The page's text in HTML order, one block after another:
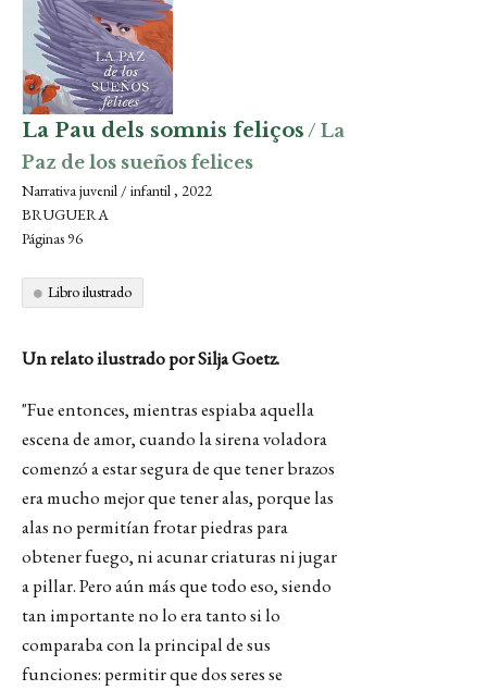
La Pau dels somnis feliços / La
Paz de los sueños felices
Narrativa juvenil / infantil , 2022
BRUGUERA
Páginas 96
Libro ilustrado
Un relato ilustrado por Silja Goetz.
"Fue entonces, mientras espiaba aquella
escena de amor, cuando la sirena voladora
comenzó a estar segura de que tener brazos
era mucho mejor que tener alas, porque las
alas no permitían frotar piedras para
obtener fuego, ni acunar criaturas ni jugar
a pillar. Pero aún más que todo eso, siendo
tan importante no lo era tanto si lo
comparaba con la principal de sus
funciones: permitir que dos seres se